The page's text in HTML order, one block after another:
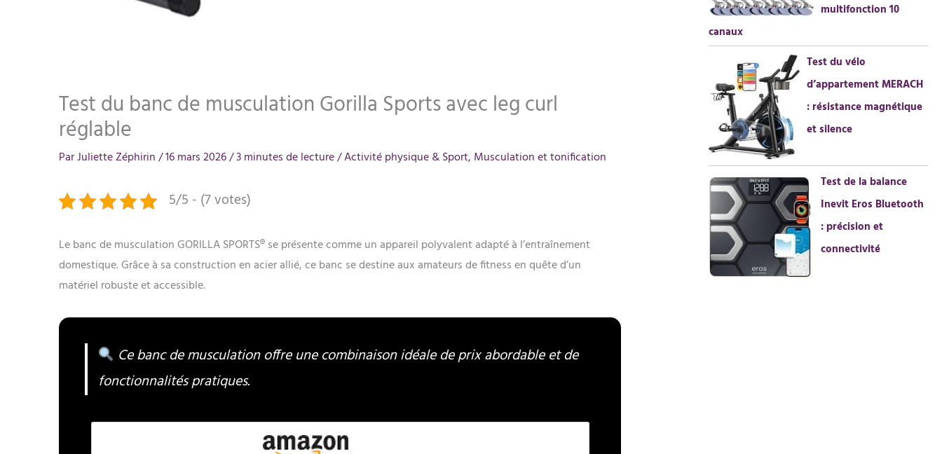
Test du banc de musculation Gorilla Sports avec leg curl
réglable
ParJuliette Zéphirin/16 mars 2026/3 minutes de lecture/Activité physique & Sport, Musculation et tonification
5/5 - (7 votes)
Le banc de musculation GORILLA SPORTS® se présente comme un appareil polyvalent adapté à l’entraînement
domestique. Grâce à sa construction en acier allié, ce banc se destine aux amateurs de fitness en quête d’un
matériel robuste et accessible.
Ce banc de musculation offre une combinaison idéale de prix abordable et de
fonctionnalités pratiques.
multifonction 10
canaux
Test du vélo
d’appartement MERACH
: résistance magnétique
et silence
Test de la balance
Inevit Eros Bluetooth
: précision et
connectivité